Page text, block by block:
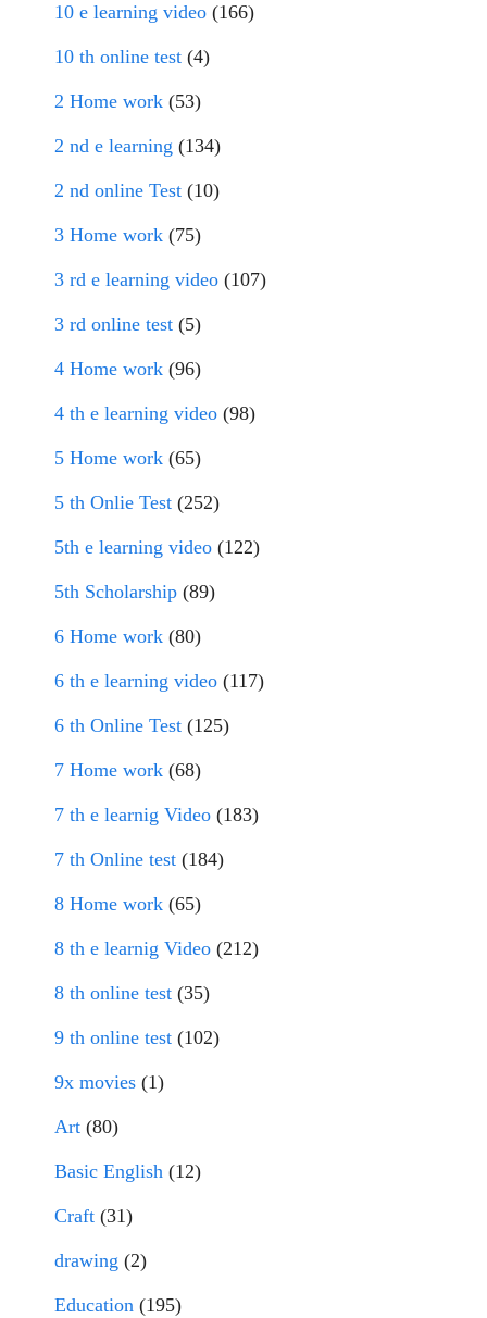
10 e learning video (166)
10 th online test (4)
2 Home work (53)
2 nd e learning (134)
2 nd online Test (10)
3 Home work (75)
3 rd e learning video (107)
3 rd online test (5)
4 Home work (96)
4 th e learning video (98)
5 Home work (65)
5 th Onlie Test (252)
5th e learning video (122)
5th Scholarship (89)
6 Home work (80)
6 th e learning video (117)
6 th Online Test (125)
7 Home work (68)
7 th e learnig Video (183)
7 th Online test (184)
8 Home work (65)
8 th e learnig Video (212)
8 th online test (35)
9 th online test (102)
9x movies (1)
Art (80)
Basic English (12)
Craft (31)
drawing (2)
Education (195)